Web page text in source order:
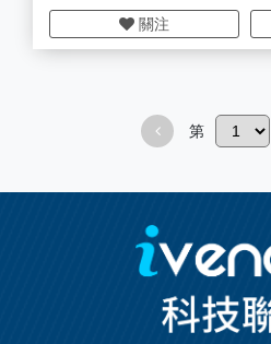
CNC車床
CNC車複合
大量量產
關注
第